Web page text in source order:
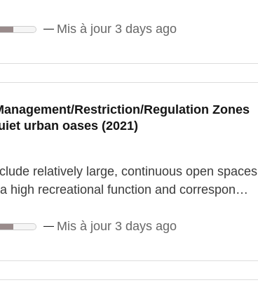
Mis à jour 3 days ago
Restriction/Regulation Zones
urban oases (2021)
relatively large, continuous open spaces
high recreational function and correspon…
Mis à jour 3 days ago